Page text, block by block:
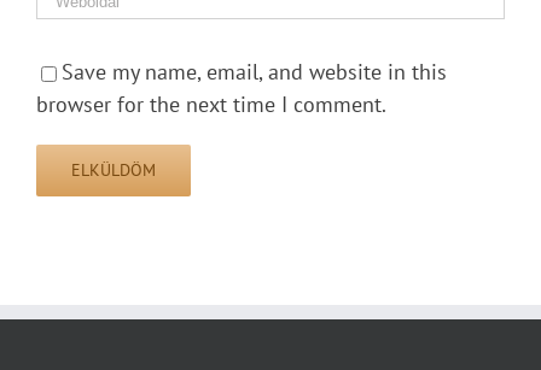
Save my name, email, and website in this
browser for the next time I comment.